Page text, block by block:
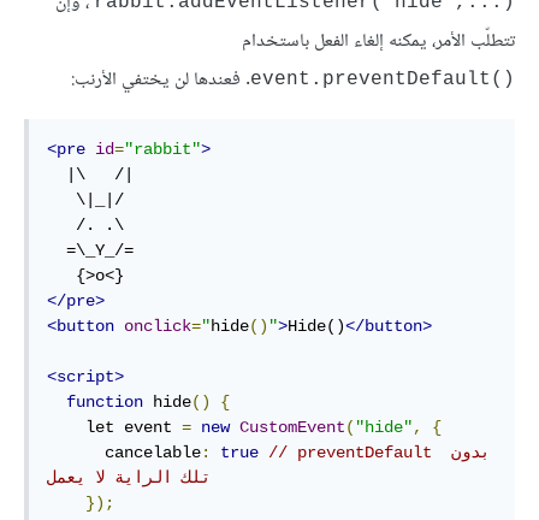
تتطلّب الأمر، يمكنه إلغاء الفعل باستخدام
event.preventDefault()‎. فعندها لن يختفي الأرنب:
<pre id="rabbit">
</pre>
<button onclick="hide() ">Hide()</button>
<script>
function hide()
{
    let event
= new CustomEvent( "hide",
{
      cancelable
: true // preventDefault بدون
تلك الراية لا يعمل
});